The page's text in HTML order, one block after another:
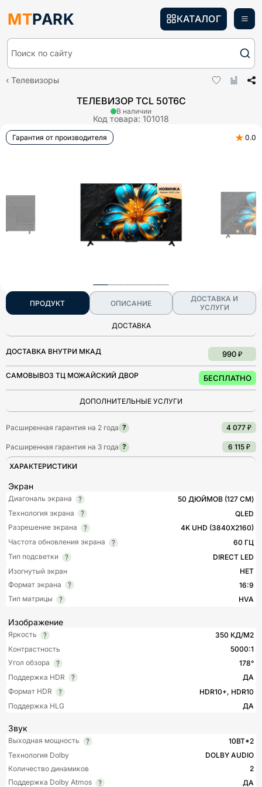
MTPARK
Поиск по сайту
КАТАЛОГ
Телевизоры
ТЕЛЕВИЗОР TCL 50T6C
Код товара: 101018
В наличии
Гарантия от производителя ★ 0.0
ПРОДУКТ ОПИСАНИЕ
ДОСТАВКА И
УСЛУГИ
ДОСТАВКА
ДОСТАВКА ВНУТРИ МКАД 990 ₽
САМОВЫВОЗ ТЦ МОЖАЙСКИЙ ДВОР БЕСПЛАТНО
ДОПОЛНИТЕЛЬНЫЕ УСЛУГИ
Расширенная гарантия на 2 года ? 4 077 ₽
Расширенная гарантия на 3 года ? 6 115 ₽
ХАРАКТЕРИСТИКИ
Экран
Диагональ экрана
50 ДЮЙМОВ (127 СМ)
Технология экрана
QLED
Разрешение экрана
4K UHD (3840X2160)
Частота обновления экрана
60 ГЦ
Тип подсветки
DIRECT LED
Изогнутый экран
НЕТ
Формат экрана
16:9
Тип матрицы
HVA
Изображение
Яркость
350 КД/М2
Контрастность
5000:1
Угол обзора
178°
Поддержка HDR
ДА
Формат HDR
HDR10+, HDR10
Поддержка HLG
ДА
Звук
Выходная мощность
10ВТ*2
Технология Dolby
DOLBY AUDIO
Количество динамиков
2
Поддержка Dolby Atmos
ДА